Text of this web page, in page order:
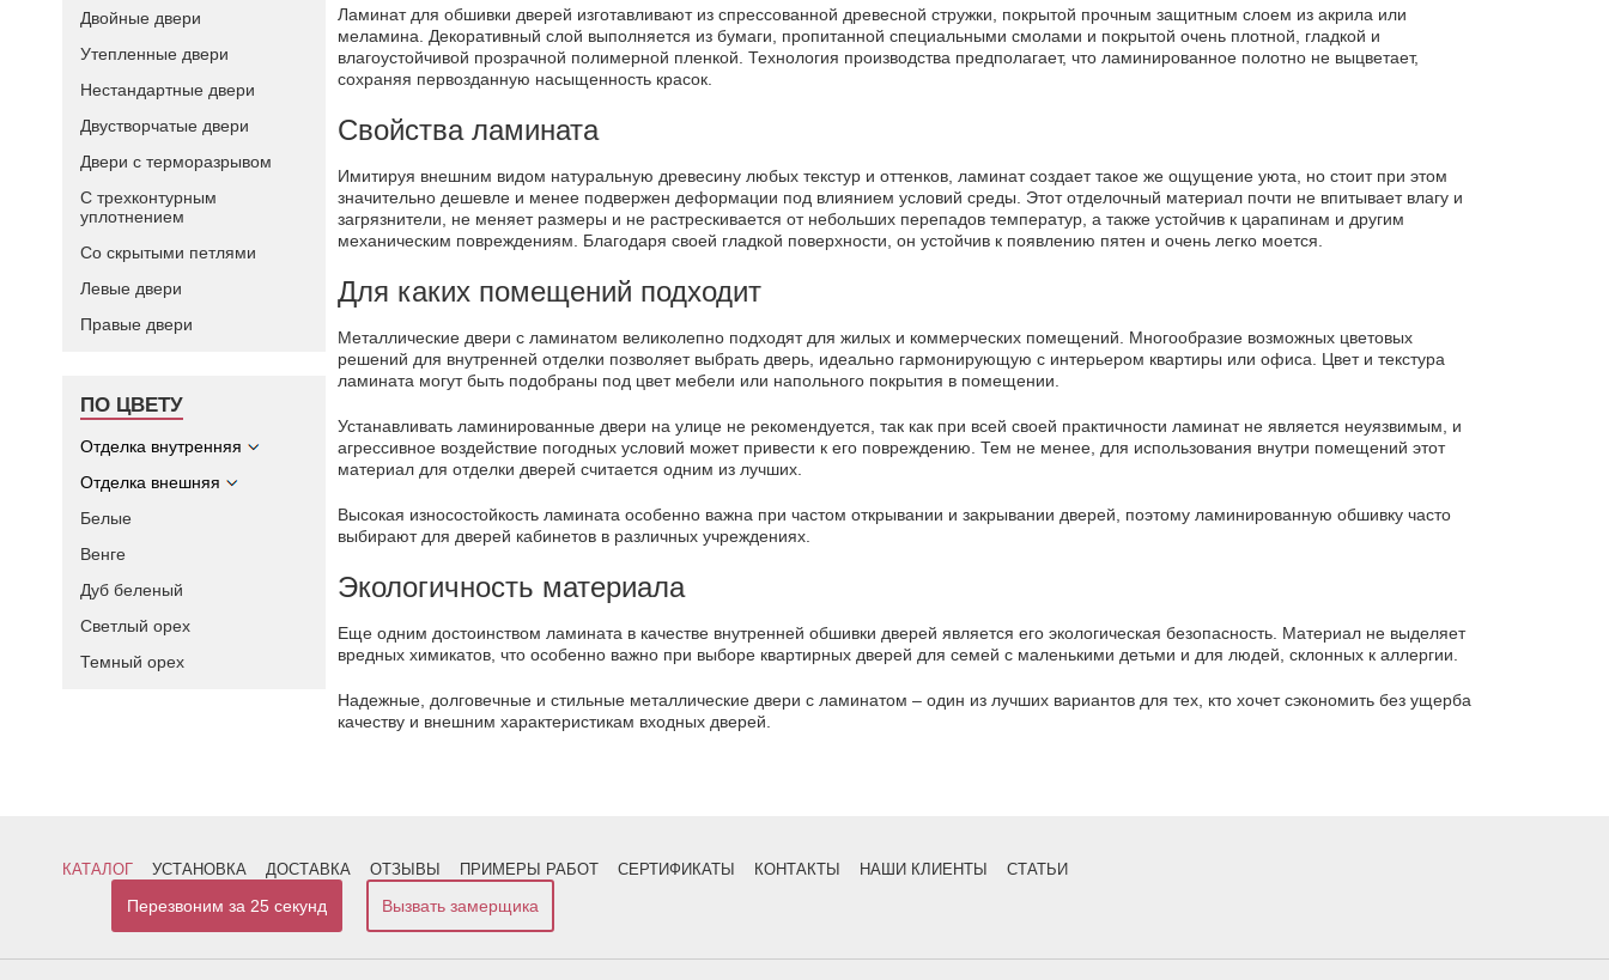
Двойные двери
Утепленные двери
Нестандартные двери
Двустворчатые двери
Двери с терморазрывом
С трехконтурным
уплотнением
Со скрытыми петлями
Левые двери
Правые двери
ПО ЦВЕТУ
Отделка внутренняя
Отделка внешняя
Белые
Венге
Дуб беленый
Светлый орех
Темный орех
Ламинат для обшивки дверей изготавливают из спрессованной древесной стружки, покрытой прочным защитным слоем из акрила или
меламина. Декоративный слой выполняется из бумаги, пропитанной специальными смолами и покрытой очень плотной, гладкой и
влагоустойчивой прозрачной полимерной пленкой. Технология производства предполагает, что ламинированное полотно не выцветает,
сохраняя первозданную насыщенность красок.
Свойства ламината
Имитируя внешним видом натуральную древесину любых текстур и оттенков, ламинат создает такое же ощущение уюта, но стоит при этом
значительно дешевле и менее подвержен деформации под влиянием условий среды. Этот отделочный материал почти не впитывает влагу и
загрязнители, не меняет размеры и не растрескивается от небольших перепадов температур, а также устойчив к царапинам и другим
механическим повреждениям. Благодаря своей гладкой поверхности, он устойчив к появлению пятен и очень легко моется.
Для каких помещений подходит
Металлические двери с ламинатом великолепно подходят для жилых и коммерческих помещений. Многообразие возможных цветовых
решений для внутренней отделки позволяет выбрать дверь, идеально гармонирующую с интерьером квартиры или офиса. Цвет и текстура
ламината могут быть подобраны под цвет мебели или напольного покрытия в помещении.
Устанавливать ламинированные двери на улице не рекомендуется, так как при всей своей практичности ламинат не является неуязвимым, и
агрессивное воздействие погодных условий может привести к его повреждению. Тем не менее, для использования внутри помещений этот
материал для отделки дверей считается одним из лучших.
Высокая износостойкость ламината особенно важна при частом открывании и закрывании дверей, поэтому ламинированную обшивку часто
выбирают для дверей кабинетов в различных учреждениях.
Экологичность материала
Еще одним достоинством ламината в качестве внутренней обшивки дверей является его экологическая безопасность. Материал не выделяет
вредных химикатов, что особенно важно при выборе квартирных дверей для семей с маленькими детьми и для людей, склонных к аллергии.
Надежные, долговечные и стильные металлические двери с ламинатом – один из лучших вариантов для тех, кто хочет сэкономить без ущерба
качеству и внешним характеристикам входных дверей.
КАТАЛОГ УСТАНОВКА ДОСТАВКА ОТЗЫВЫ ПРИМЕРЫ РАБОТ СЕРТИФИКАТЫ КОНТАКТЫ НАШИ КЛИЕНТЫ СТАТЬИ
Перезвоним за 25 секунд Вызвать замерщика